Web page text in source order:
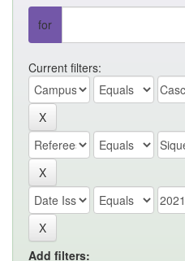
for
Current filters:
Add filters: